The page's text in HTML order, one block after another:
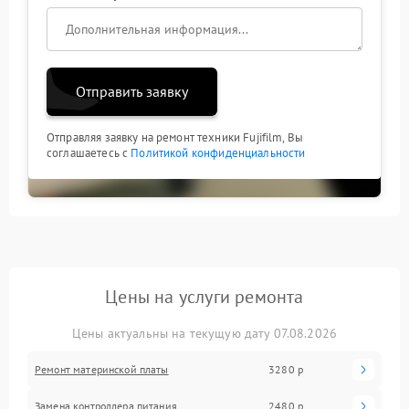
Отправить заявку
Отправляя заявку на ремонт техники Fujifilm, Вы
соглашаетесь с Политикой конфиденциальности
Цены на услуги ремонта
Цены актуальны на текущую дату 07.08.2026
Ремонт материнской платы 3280 р
Замена контроллера питания 2480 р